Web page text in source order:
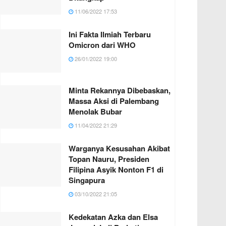
11/06/2022 17:53
Ini Fakta Ilmiah Terbaru
Omicron dari WHO
26/01/2022 19:00
Minta Rekannya Dibebaskan,
Massa Aksi di Palembang
Menolak Bubar
11/04/2022 21:29
Warganya Kesusahan Akibat
Topan Nauru, Presiden
Filipina Asyik Nonton F1 di
Singapura
03/10/2022 21:05
Kedekatan Azka dan Elsa